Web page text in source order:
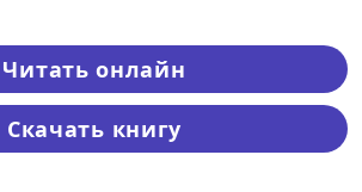
Читать онлайн
Скачать книгу